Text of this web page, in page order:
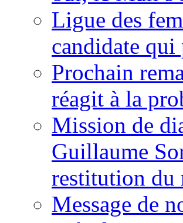
Ligue des
candidate qui
Prochain
réagit à la
Mission de
Guillaume
restitution du
Message de